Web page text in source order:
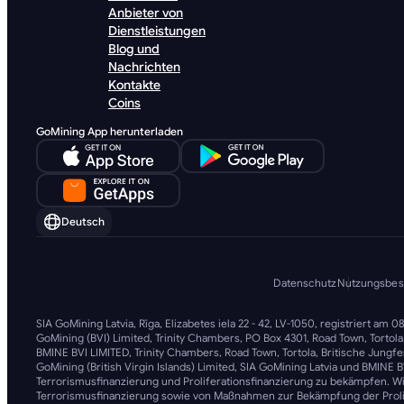
Anbieter von
Dienstleistungen
Blog und
Nachrichten
Kontakte
Coins
GoMining App herunterladen
Deutsch
Datenschutz
SIA GoMining Latvia, Rīga, Elizabetes iela 22 - 42, LV-1050, registriert am
GoMining (BVI) Limited, Trinity Chambers, PO Box 4301, Road Town,
BMINE BVI LIMITED, Trinity Chambers, Road Town, Tortola, Britische
GoMining (British Virgin Islands) Limited, SIA GoMining Latvia und
Terrorismusfinanzierung und Proliferationsfinanzierung zu bekämpfen.
Terrorismusfinanzierung sowie von Maßnahmen zur Bekämpfung der